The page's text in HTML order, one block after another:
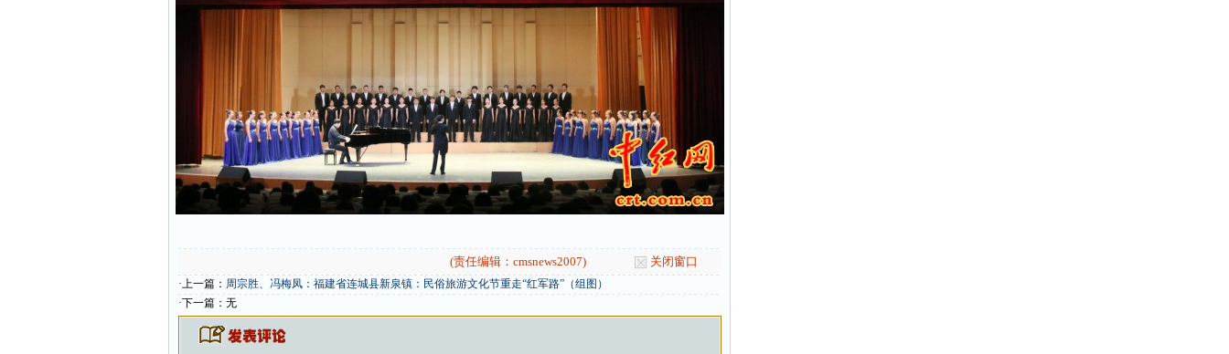
(责任编辑：cmsnews2007) 关闭窗口
·上一篇： 周宗胜、冯梅凤：福建省连城县新泉镇：民俗旅游文化节重走“红军路”（组图）
·下一篇：无